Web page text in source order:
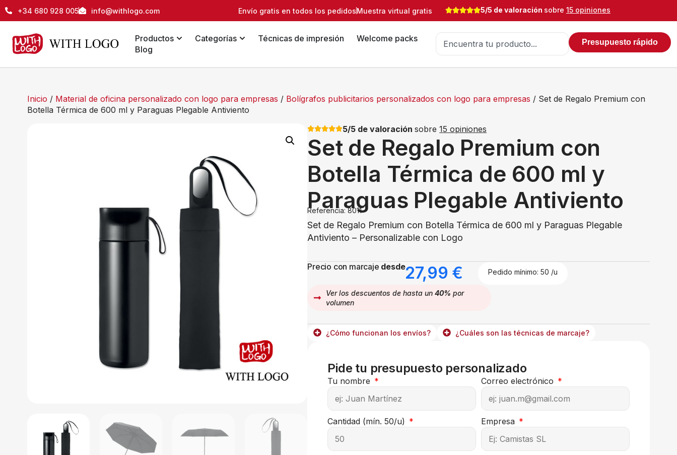
+34 680 928 005 info@withlogo.com Envío gratis en todos los pedidosMuestra virtual gratis 5/5 de valoración sobre 15 opiniones
Productos Categorías Técnicas de impresión
Welcome packs
Blog
Presupuesto rápido
Inicio / Material de oficina personalizado con logo para empresas / Bolígrafos publicitarios personalizados con logo para empresas / Set de Regalo Premium con
Botella Térmica de 600 ml y Paraguas Plegable Antiviento
5/5 de valoraciónsobre15 opiniones
Set de Regalo Premium con
Botella Térmica de 600 ml y
Paraguas Plegable Antiviento
Referencia: 8011
Set de Regalo Premium con Botella Térmica de 600 ml y Paraguas Plegable
Antiviento – Personalizable con Logo
Precio con marcaje desde27,99 € Pedido mínimo: 50 /u
Ver los descuentos de hasta un40% por
volumen
¿Cómo funcionan los envíos? ¿Cuáles son las técnicas de marcaje?
Pide tu presupuesto personalizado
Tu nombre Correo electrónico
Cantidad (mín. 50/u) Empresa